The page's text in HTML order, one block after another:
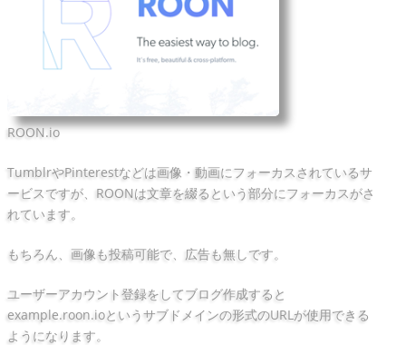
ROON.io
TumblrやPinterestなどは画像・動画にフォーカスされているサ
ービスですが、ROONは文章を綴るという部分にフォーカスがさ
れています。
もちろん、画像も投稿可能で、広告も無しです。
ユーザーアカウント登録をしてブログ作成すると
example.roon.ioというサブドメインの形式のURLが使用できる
ようになります。